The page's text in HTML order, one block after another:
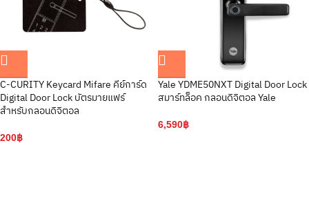
C-CURITY Keycard Mifare คีย์การ์ด
Digital Door Lock บัตรมายแฟร์
สำหรับกลอนดิจิตอล
200฿
Yale YDME50NXT Digital Door Lock
สมาร์ทล็อค กลอนดิจิตอล Yale
6,590฿